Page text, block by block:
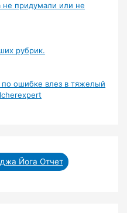
придумали или не
рубрик.
ошибке влез в тяжелый
Йога Отчет